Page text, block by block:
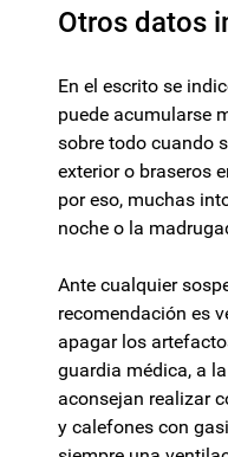
Otros datos
En el escrito se
puede acumularse
sobre todo cuando
exterior o braseros
por eso, muchas
noche o la
Ante cualquier
recomendación es
apagar los
guardia médica, a
aconsejan realizar
y calefones con